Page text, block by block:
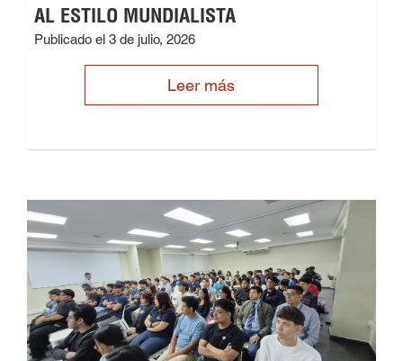
AL ESTILO MUNDIALISTA
Publicado el 3 de julio, 2026
Leer más